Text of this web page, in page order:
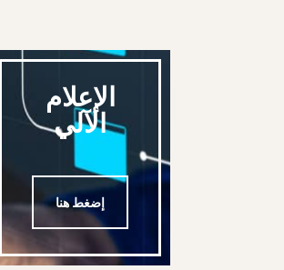
الإعلام
الآلي
إضغط هنا